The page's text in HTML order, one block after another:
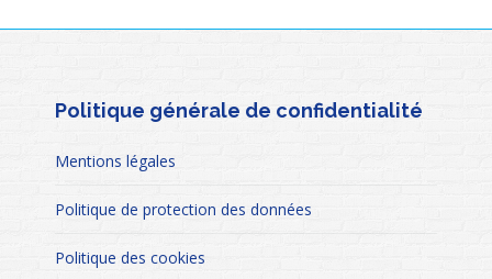
Politique générale de confidentialité
Mentions légales
Politique de protection des données
Politique des cookies